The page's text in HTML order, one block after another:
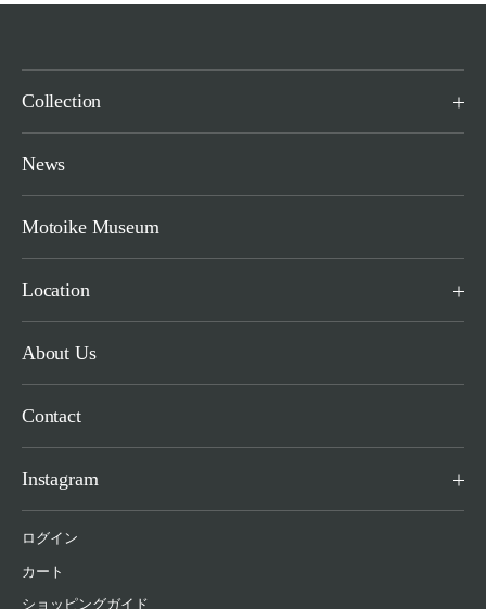
Collection
News
Motoike Museum
Location
About Us
Contact
Instagram
ログイン
カート
ショッピングガイド